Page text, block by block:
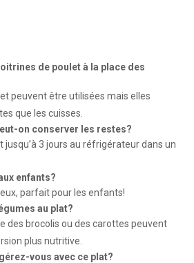
de poulet à la place des
peuvent être utilisées mais elles
que les cuisses.
on conserver les restes?
jusqu’à 3 jours au réfrigérateur dans un
enfants?
parfait pour les enfants!
au plat?
des brocolis ou des carottes peuvent
plus nutritive.
vous avec ce plat?